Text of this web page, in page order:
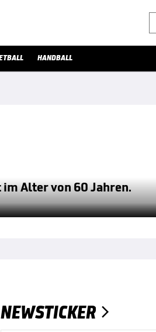
HANDBALL
Alter von 60 Jahren.
NEWSTICKER 